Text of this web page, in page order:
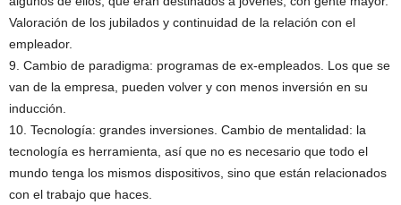
Valoración de los jubilados y continuidad de la relación con el
empleador.
9. Cambio de paradigma: programas de ex-empleados. Los que se
van de la empresa, pueden volver y con menos inversión en su
inducción.
10. Tecnología: grandes inversiones. Cambio de mentalidad: la
tecnología es herramienta, así que no es necesario que todo el
mundo tenga los mismos dispositivos, sino que están relacionados
con el trabajo que haces.